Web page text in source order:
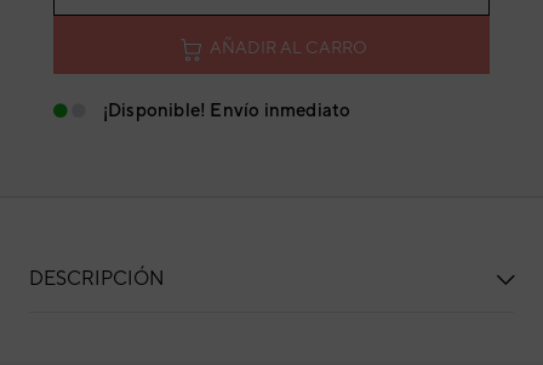
AÑADIR AL CARRO
¡Disponible! Envío inmediato
DESCRIPCIÓN